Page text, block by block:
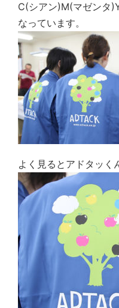
C(シアン)M(マゼンタ
なっています。
よく見るとアドタッく